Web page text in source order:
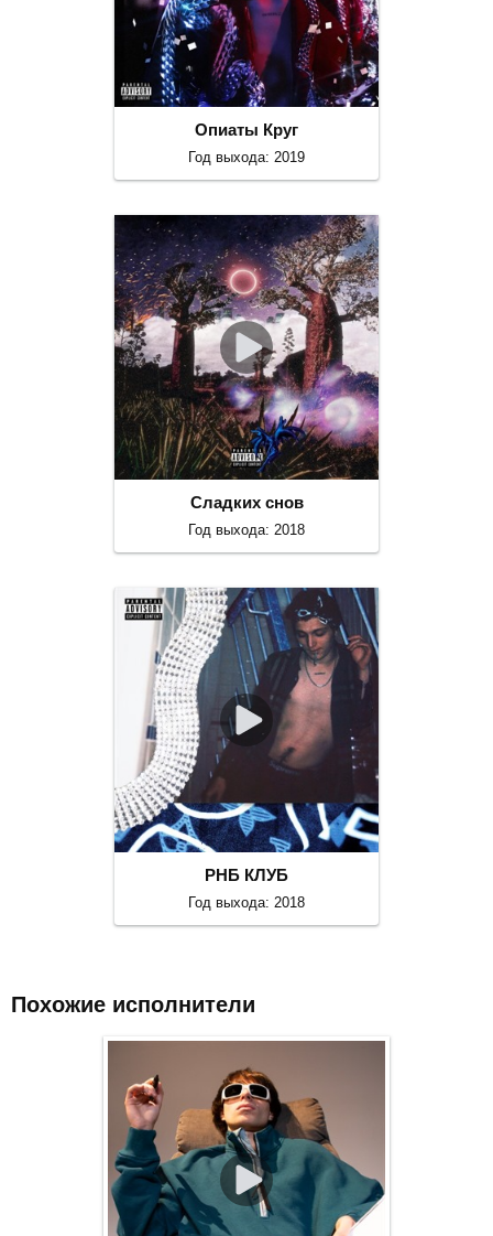
Опиаты Круг
Год выхода: 2019
Сладких снов
Год выхода: 2018
РНБ КЛУБ
Год выхода: 2018
Похожие исполнители